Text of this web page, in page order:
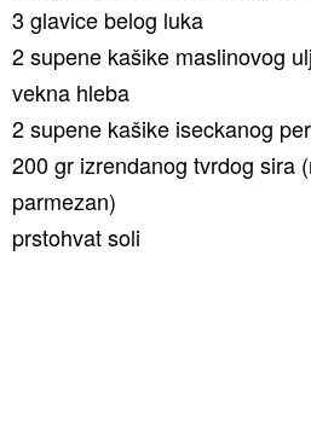
3 glavice belog luka
2 supene kašike maslinovog
vekna hleba
2 supene kašike iseckanog
200 gr izrendanog tvrdog sira
parmezan)
prstohvat soli